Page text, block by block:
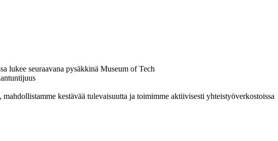
mahdollistamme kestävää tulevaisuutta ja toimimme aktiivisesti yhteistyöverkostoissa